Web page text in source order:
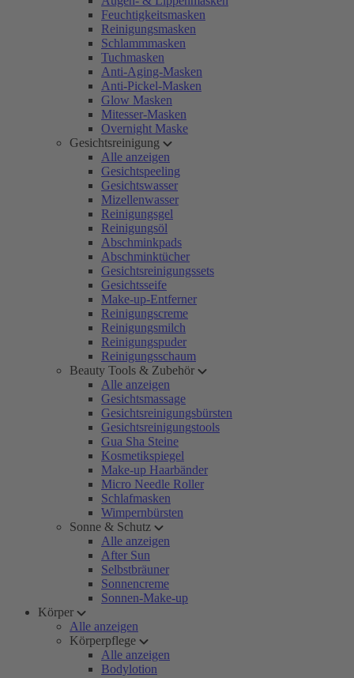
Feuchtigkeitsmasken
Reinigungsmasken
Schlammmasken
Tuchmasken
Anti-Aging-Masken
Anti-Pickel-Masken
Glow Masken
Mitesser-Masken
Overnight Maske
Gesichtsreinigung
Alle anzeigen
Gesichtspeeling
Gesichtswasser
Mizellenwasser
Reinigungsgel
Reinigungsöl
Abschminkpads
Abschminktücher
Gesichtsreinigungssets
Gesichtsseife
Make-up-Entferner
Reinigungscreme
Reinigungsmilch
Reinigungspuder
Reinigungsschaum
Beauty Tools & Zubehör
Alle anzeigen
Gesichtsmassage
Gesichtsreinigungsbürsten
Gesichtsreinigungstools
Gua Sha Steine
Kosmetikspiegel
Make-up Haarbänder
Micro Needle Roller
Schlafmasken
Wimpernbürsten
Sonne & Schutz
Alle anzeigen
After Sun
Selbstbräuner
Sonnencreme
Sonnen-Make-up
Körper
Alle anzeigen
Körperpflege
Alle anzeigen
Bodylotion